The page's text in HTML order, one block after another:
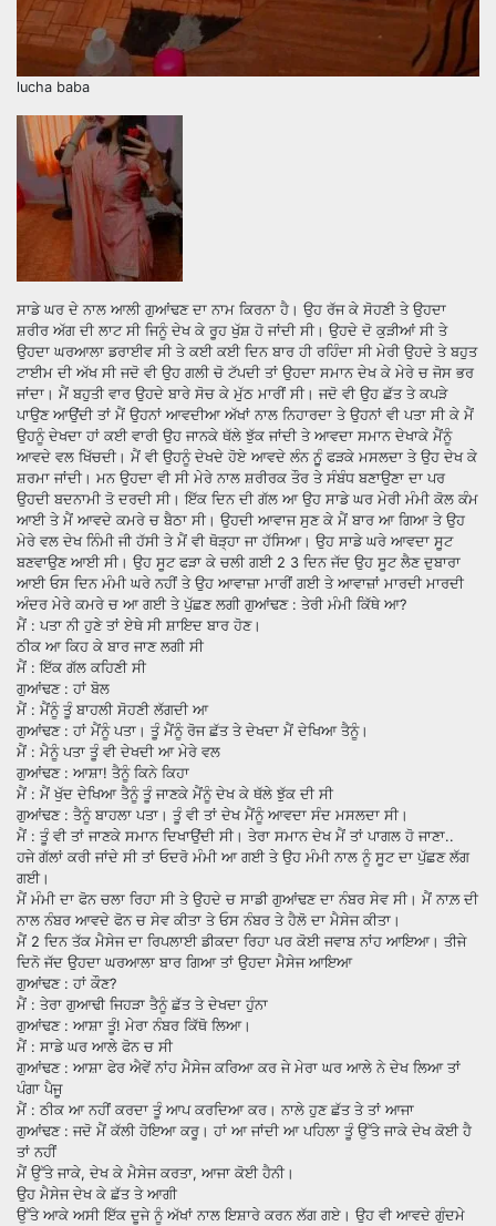
lucha baba
ਸਾਡੇ ਘਰ ਦੇ ਨਾਲ ਆਲੀ ਗੁਆਂਢਣ ਦਾ ਨਾਮ ਕਿਰਨਾ ਹੈ। ਉਹ ਰੱਜ ਕੇ ਸੋਹਣੀ ਤੇ ਉਹਦਾ
ਸ਼ਰੀਰ ਅੱਗ ਦੀ ਲਾਟ ਸੀ ਜਿਨੂੰ ਦੇਖ ਕੇ ਰੂਹ ਖੁੱਸ਼ ਹੋ ਜਾਂਦੀ ਸੀ। ਉਹਦੇ ਦੋ ਕੁੜੀਆਂ ਸੀ ਤੇ
ਉਹਦਾ ਘਰਆਲਾ ਡਰਾਈਵ ਸੀ ਤੇ ਕਈ ਕਈ ਦਿਨ ਬਾਰ ਹੀ ਰਹਿੰਦਾ ਸੀ ਮੇਰੀ ਉਹਦੇ ਤੇ ਬਹੁਤ
ਟਾਈਮ ਦੀ ਅੱਖ ਸੀ ਜਦੋ ਵੀ ਉਹ ਗਲੀ ਚੋ ਟੱਪਦੀ ਤਾਂ ਉਹਦਾ ਸਮਾਨ ਦੇਖ ਕੇ ਮੇਰੇ ਚ ਜੋਸ ਭਰ
ਜਾਂਦਾ। ਮੈਂ ਬਹੁਤੀ ਵਾਰ ਉਹਦੇ ਬਾਰੇ ਸੋਚ ਕੇ ਮੁੱਠ ਮਾਰੀਂ ਸੀ। ਜਦੋ ਵੀ ਉਹ ਛੱਤ ਤੇ ਕਪੜੇ
ਪਾਉਣ ਆਉਂਦੀ ਤਾਂ ਮੈਂ ਉਹਨਾਂ ਆਵਦੀਆ ਅੱਖਾਂ ਨਾਲ ਨਿਹਾਰਦਾ ਤੇ ਉਹਨਾਂ ਵੀ ਪਤਾ ਸੀ ਕੇ ਮੈਂ
ਉਹਨੂੰ ਦੇਖਦਾ ਹਾਂ ਕਈ ਵਾਰੀ ਉਹ ਜਾਨਕੇ ਥੱਲੇ ਝੁੱਕ ਜਾਂਦੀ ਤੇ ਆਵਦਾ ਸਮਾਨ ਦੇਖਾਕੇ ਮੈਂਨੂੰ
ਆਵਦੇ ਵਲ ਖਿੱਚਦੀ। ਮੈਂ ਵੀ ਉਹਨੂੰ ਦੇਖਦੇ ਹੋਏ ਆਵਦੇ ਲੰਨ ਨੁੂੰ ਫੜਕੇ ਮਸਲਦਾ ਤੇ ਉਹ ਦੇਖ ਕੇ
ਸ਼ਰਮਾ ਜਾਂਦੀ। ਮਨ ਉਹਦਾ ਵੀ ਸੀ ਮੇਰੇ ਨਾਲ ਸ਼ਰੀਰਕ ਤੌਰ ਤੇ ਸੰਬੰਧ ਬਣਾਉਣਾ ਦਾ ਪਰ
ਉਹਦੀ ਬਦਨਾਮੀ ਤੋ ਦਰਦੀ ਸੀ। ਇੱਕ ਦਿਨ ਦੀ ਗੱਲ ਆ ਉਹ ਸਾਡੇ ਘਰ ਮੇਰੀ ਮੰਮੀ ਕੋਲ ਕੰਮ
ਆਈ ਤੇ ਮੈਂ ਆਵਦੇ ਕਮਰੇ ਚ ਬੈਠਾ ਸੀ। ਉਹਦੀ ਆਵਾਜ ਸੁਣ ਕੇ ਮੈਂ ਬਾਰ ਆ ਗਿਆ ਤੇ ਉਹ
ਮੇਰੇ ਵਲ ਦੇਖ ਨਿੰਮੀ ਜੀ ਹੱਸੀ ਤੇ ਮੈਂ ਵੀ ਥੋੜ੍ਹਾ ਜਾ ਹੱਸਿਆ। ਉਹ ਸਾਡੇ ਘਰੇ ਆਵਦਾ ਸੂਟ
ਬਣਵਾਉਣ ਆਈ ਸੀ। ਉਹ ਸੂਟ ਫੜਾ ਕੇ ਚਲੀ ਗਈ 2 3 ਦਿਨ ਜੱਦ ਉਹ ਸੂਟ ਲੈਣ ਦੁਬਾਰਾ
ਆਈ ਓਸ ਦਿਨ ਮੰਮੀ ਘਰੇ ਨਹੀਂ ਤੇ ਉਹ ਆਵਾਜ਼ਾ ਮਾਰੀਂ ਗਈ ਤੇ ਆਵਾਜ਼ਾਂ ਮਾਰਦੀ ਮਾਰਦੀ
ਅੰਦਰ ਮੇਰੇ ਕਮਰੇ ਚ ਆ ਗਈ ਤੇ ਪੁੱਛਣ ਲਗੀ ਗੁਆਂਢਣ : ਤੇਰੀ ਮੰਮੀ ਕਿੱਥੇ ਆ?
ਮੈਂ : ਪਤਾ ਨੀ ਹੁਣੇ ਤਾਂ ਏਥੇ ਸੀ ਸ਼ਾਇਦ ਬਾਰ ਹੋਣ।
ਠੀਕ ਆ ਕਿਹ ਕੇ ਬਾਰ ਜਾਣ ਲਗੀ ਸੀ
ਮੈਂ : ਇੱਕ ਗੱਲ ਕਹਿਣੀ ਸੀ
ਗੁਆਂਢਣ : ਹਾਂ ਬੋਲ
ਮੈਂ : ਮੈਂਨੂੰ ਤੂੰ ਬਾਹਲੀ ਸੋਹਣੀ ਲੱਗਦੀ ਆ
ਗੁਆਂਢਣ : ਹਾਂ ਮੈਂਨੂੰ ਪਤਾ। ਤੂੰ ਮੈਂਨੂੰ ਰੋਜ ਛੱਤ ਤੇ ਦੇਖਦਾ ਮੈਂ ਦੇਖਿਆ ਤੈਨੂੰ।
ਮੈਂ : ਮੈਨੂੰ ਪਤਾ ਤੂੰ ਵੀ ਦੇਖਦੀ ਆ ਮੇਰੇ ਵਲ
ਗੁਆਂਢਣ : ਆਸ਼ਾ! ਤੈਨੂੰ ਕਿਨੇ ਕਿਹਾ
ਮੈਂ : ਮੈਂ ਖੁੱਦ ਦੇਖਿਆ ਤੈਨੂੰ ਤੂੰ ਜਾਣਕੇ ਮੈਂਨੂੰ ਦੇਖ ਕੇ ਥੱਲੇ ਝੁੱਕ ਦੀ ਸੀ
ਗੁਆਂਢਣ : ਤੈਨੂੰ ਬਾਹਲਾ ਪਤਾ। ਤੂੰ ਵੀ ਤਾਂ ਦੇਖ ਮੈਂਨੂੰ ਆਵਦਾ ਸੰਦ ਮਸਲਦਾ ਸੀ।
ਮੈਂ : ਤੂੰ ਵੀ ਤਾਂ ਜਾਣਕੇ ਸਮਾਨ ਦਿਖਾਉਂਦੀ ਸੀ। ਤੇਰਾ ਸਮਾਨ ਦੇਖ ਮੈਂ ਤਾਂ ਪਾਗਲ ਹੋ ਜਾਣਾ..
ਹਜੇ ਗੱਲਾਂ ਕਰੀ ਜਾਂਦੇ ਸੀ ਤਾਂ ਓਦਰੋ ਮੰਮੀ ਆ ਗਈ ਤੇ ਉਹ ਮੰਮੀ ਨਾਲ ਨੂੰ ਸੂਟ ਦਾ ਪੁੱਛਣ ਲੱਗ
ਗਈ।
ਮੈਂ ਮੰਮੀ ਦਾ ਫੋਨ ਚਲਾ ਰਿਹਾ ਸੀ ਤੇ ਉਹਦੇ ਚ ਸਾਡੀ ਗੁਆਂਢਣ ਦਾ ਨੰਬਰ ਸੇਵ ਸੀ। ਮੈਂ ਨਾਲ਼ ਦੀ
ਨਾਲ ਨੰਬਰ ਆਵਦੇ ਫੋਨ ਚ ਸੇਵ ਕੀਤਾ ਤੇ ਓਸ ਨੰਬਰ ਤੇ ਹੈਲੋ ਦਾ ਮੈਸੇਜ ਕੀਤਾ।
ਮੈਂ 2 ਦਿਨ ਤੱਕ ਮੈਸੇਜ ਦਾ ਰਿਪਲਾਈ ਡੀਕਦਾ ਰਿਹਾ ਪਰ ਕੋਈ ਜਵਾਬ ਨਾਂਹ ਆਇਆ। ਤੀਜੇ
ਦਿਨੋ ਜੱਦ ਉਹਦਾ ਘਰਆਲਾ ਬਾਰ ਗਿਆ ਤਾਂ ਉਹਦਾ ਮੈਸੇਜ ਆਇਆ
ਗੁਆਂਢਣ : ਹਾਂ ਕੌਣ?
ਮੈਂ : ਤੇਰਾ ਗੁਆਢੀ ਜਿਹੜਾ ਤੈਨੂੰ ਛੱਤ ਤੇ ਦੇਖਦਾ ਹੁੰਨਾ
ਗੁਆਂਢਣ : ਆਸ਼ਾ ਤੂੰ! ਮੇਰਾ ਨੰਬਰ ਕਿੱਥੋ ਲਿਆ।
ਮੈਂ : ਸਾਡੇ ਘਰ ਆਲੇ ਫੋਨ ਚ ਸੀ
ਗੁਆਂਢਣ : ਆਸ਼ਾ ਫੇਰ ਐਵੇਂ ਨਾਂਹ ਮੈਸੇਜ ਕਰਿਆ ਕਰ ਜੇ ਮੇਰਾ ਘਰ ਆਲੇ ਨੇ ਦੇਖ ਲਿਆ ਤਾਂ
ਪੰਗਾ ਪੈਜੂ
ਮੈਂ : ਠੀਕ ਆ ਨਹੀਂ ਕਰਦਾ ਤੂੰ ਆਪ ਕਰਦਿਆ ਕਰ। ਨਾਲੇ ਹੁਣ ਛੱਤ ਤੇ ਤਾਂ ਆਜਾ
ਗੁਆਂਢਣ : ਜਦੋ ਮੈਂ ਕੱਲੀ ਹੋਇਆ ਕਰੂ। ਹਾਂ ਆ ਜਾਂਦੀ ਆ ਪਹਿਲਾ ਤੂੰ ਉੱਤੇ ਜਾਕੇ ਦੇਖ ਕੋਈ ਹੈ
ਤਾਂ ਨਹੀਂ
ਮੈਂ ਉੱਤੇ ਜਾਕੇ, ਦੇਖ ਕੇ ਮੈਸੇਜ ਕਰਤਾ, ਆਜਾ ਕੋਈ ਹੈਨੀ।
ਉਹ ਮੈਸੇਜ ਦੇਖ ਕੇ ਛੱਤ ਤੇ ਆਗੀ
ਉੱਤੇ ਆਕੇ ਅਸੀ ਇੱਕ ਦੂਜੇ ਨੂੰ ਅੱਖਾਂ ਨਾਲ ਇਸ਼ਾਰੇ ਕਰਨ ਲੱਗ ਗਏ। ਉਹ ਵੀ ਆਵਦੇ ਗੁੰਦਮੇ